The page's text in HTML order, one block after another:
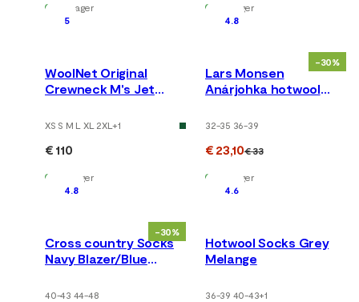
Auf Lager
Auf Lager
5
WoolNet Original
Crewneck M's Jet
XS S M L XL 2XL+1
€ 110
Auf Lager
-30%
4.8
Lars Monsen
Anárjohka hotwool
32-35 36-39
€ 23,10€ 33
Auf Lager
-30%
4.8
Cross country Socks
Navy Blazer/Blue
40-43 44-48
4.6
Hotwool Socks Grey
Melange
36-39 40-43+1